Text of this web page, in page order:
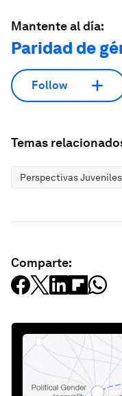
Mantente al día:
Paridad de
Follow
Temas
Perspectivas Juveniles
Comparte: